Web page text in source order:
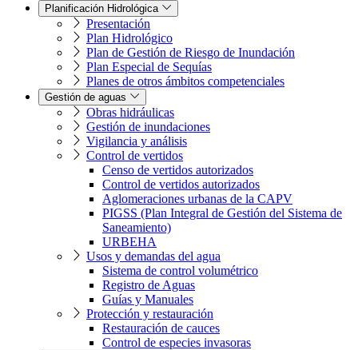
Planificación Hidrológica
Presentación
Plan Hidrológico
Plan de Gestión de Riesgo de Inundación
Plan Especial de Sequías
Planes de otros ámbitos competenciales
Gestión de aguas
Obras hidráulicas
Gestión de inundaciones
Vigilancia y análisis
Control de vertidos
Censo de vertidos autorizados
Control de vertidos autorizados
Aglomeraciones urbanas de la CAPV
PIGSS (Plan Integral de Gestión del Sistema de
Saneamiento)
URBEHA
Usos y demandas del agua
Sistema de control volumétrico
Registro de Aguas
Guías y Manuales
Protección y restauración
Restauración de cauces
Control de especies invasoras